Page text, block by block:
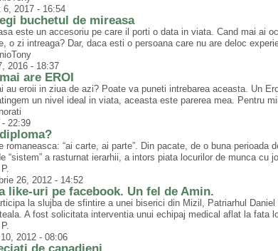
6, 2017 - 16:54
buchetul de mireasa
este un accesoriu pe care il porti o data in viata. Cand mai ai
o zi intreaga? Dar, daca esti o persoana care nu are deloc
2016 - 18:37
are EROI
au eroii in ziua de azi? Poate va puneti intrebarea aceasta. Un
un nivel ideal in viata, aceasta este parerea mea. Pentru
22:39
romaneasca: “ai carte, ai parte”. Din pacate, de o buna
“sistem” a rasturnat ierarhii, a intors piata locurilor de munca cu
26, 2012 - 14:52
like-uri pe facebook. Un fel de Amin.
la slujba de sfintire a unei biserici din Mizil, Patriarhul
A fost solicitata interventia unui echipaj medical aflat la fata
2012 - 08:06